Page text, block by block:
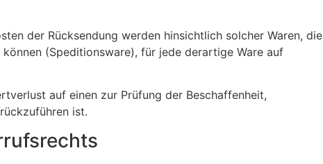
der Rücksendung werden hinsichtlich solcher Waren, die
(Speditionsware), für jede derartige Ware auf
auf einen zur Prüfung der Beschaffenheit,
ist.